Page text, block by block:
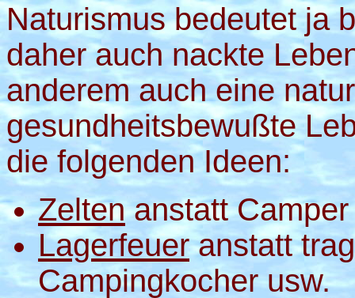
Naturismus bedeutet ja
daher auch nackte
anderem auch eine
gesundheitsbewußte
die folgenden Ideen:
Zeltenanstatt
Lagerfeueranstatt
Campingkocher usw.